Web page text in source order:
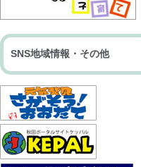
SNS地域情報・その他